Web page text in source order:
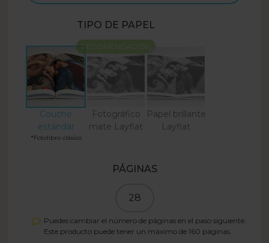
TIPO DE PAPEL
Couché
estándar
*Fotolibro clásico
RECOMENDACIÓN
Fotográfico
mate Layflat
Papel brillante
Layflat
PÁGINAS
28
Puedes cambiar el número de páginas en el paso siguiente.
Este producto puede tener un máximo de 160 páginas.